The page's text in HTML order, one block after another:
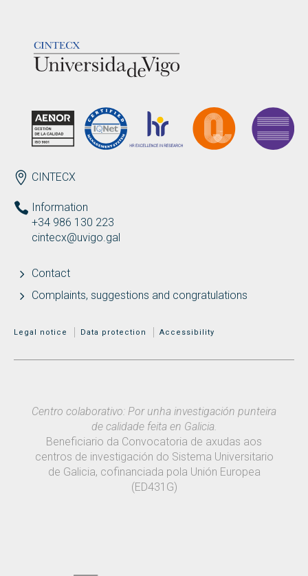
ENDEREZO EN
CINTECX
Information
+34 986 130 223
cintecx@uvigo.gal
Contact
Complaints, suggestions and congratulations
MENÚ ADICIONAL
Legal notice Data protection Accessibility
Centro colaborativo: Por unha investigación punteira
de calidade feita en Galicia.
Beneficiario da Convocatoria de axudas aos
centros de investigación do Sistema Universitario
de Galicia, cofinanciada pola Unión Europea
(ED431G)